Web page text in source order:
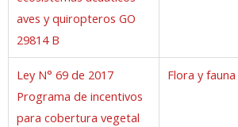
aves y quiropteros GO
29814 B
Ley N° 69 de 2017
Programa de incentivos
para cobertura vegetal
Flora y fauna